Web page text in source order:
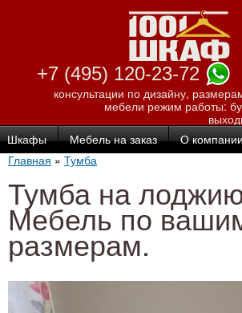
Перейти к
основному
содержанию
+7 (495) 120-23-72
консультации по дизайну,
мебели режим работы:
Шкафы Мебель на заказ О
Главная » Тумба
Тумба на
Мебель по
размерам.